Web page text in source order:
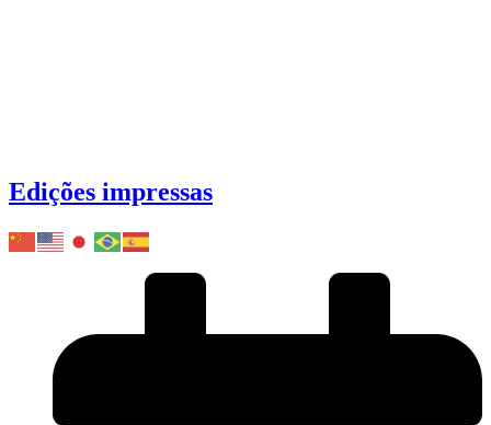
Edições impressas